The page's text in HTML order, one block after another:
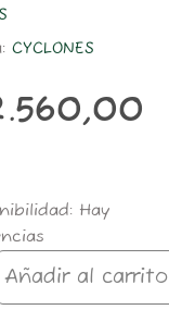
CYCLONES
Hay
Añadir al carrito